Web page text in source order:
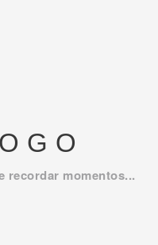
recordar momentos...